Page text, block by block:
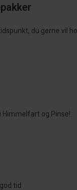
du gerne vil
Himmelfart og Pinse!
tid